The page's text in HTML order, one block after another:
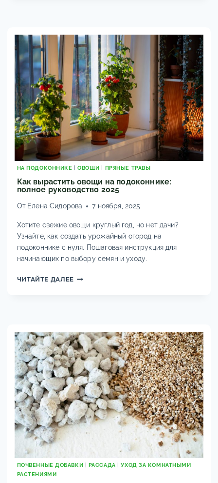
ЗАЩИТИТЬ
ОТ
БАТАРЕЙ
НА ПОДОКОННИКЕ |ОВОЩИ | ПРЯНЫЕ ТРАВЫ
Как вырастить овощи на подоконнике:
полное руководство 2025
От Елена Сидорова 7 ноября, 2025
Хотите свежие овощи круглый год, но нет дачи?
Узнайте, как создать урожайный огород на
подоконнике с нуля. Пошаговая инструкция для
начинающих по выбору семян и уходу.
ЧИТАЙТЕ ДАЛЕЕКАК
РУКОВОДСТВО
2025
ПОЧВЕННЫЕ ДОБАВКИ | РАССАДА |УХОД ЗА КОМНАТНЫМИ
РАСТЕНИЯМИ